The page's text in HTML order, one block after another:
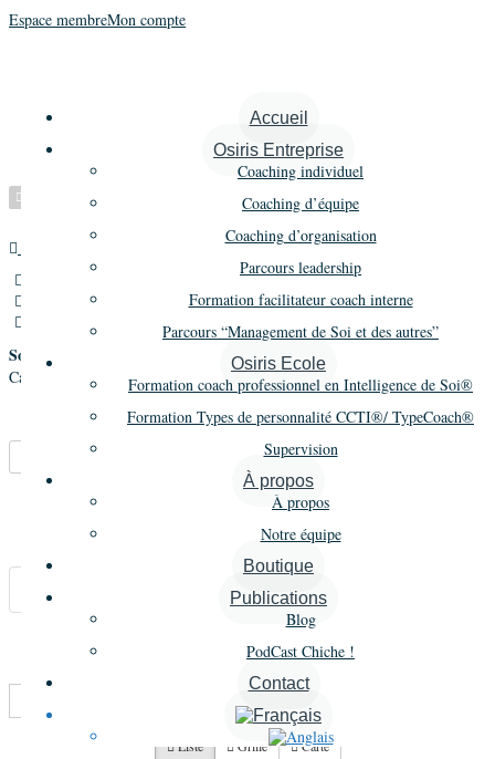
Espace membreMon compte
Accueil
Osiris Entreprise
Coaching individuel
Coaching d’équipe
Coaching d’organisation
Parcours leadership
Formation facilitateur coach interne
Parcours “Management de Soi et des autres”
Osiris Ecole
Formation coach professionnel en Intelligence de Soi®
Formation Types de personnalité CCTI®/ TypeCoach®
Supervision
À propos
À propos
Notre équipe
Boutique
Publications
Blog
PodCast Chiche !
Contact
Calmettes Frédéric
11 Rue Paneboeuf,Toulouse,France
06 03 46 10 48
frederic.calmettes@lvdh.fr
Société
Calmettes Conseils
Marque-pages
Carte
Annonces similaires
Liste Grille Carte